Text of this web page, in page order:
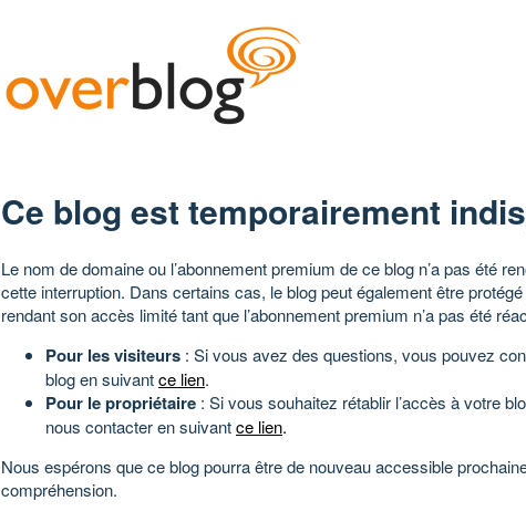
Ce blog est temporairement
Le nom de domaine ou l’abonnement premium de ce blog n’a pas été
cette interruption. Dans certains cas, le blog peut également être
rendant son accès limité tant que l’abonnement premium n’a pas été
Pour les visiteurs : Si vous avez des questions, vous pouvez
blog en suivantce lien.
Pour le propriétaire : Si vous souhaitez rétablir l’accès à votre
nous contacter en suivantce lien.
Nous espérons que ce blog pourra être de nouveau accessible
compréhension.